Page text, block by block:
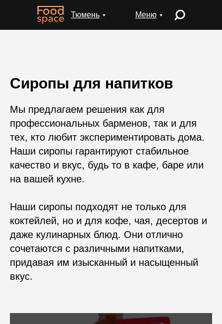
Меню
Тюмень
Сиропы для напитков
Мы предлагаем решения как для
профессиональных барменов, так и для
тех, кто любит экспериментировать дома.
Наши сиропы гарантируют стабильное
качество и вкус, будь то в кафе, баре или
на вашей кухне.
Наши сиропы подходят не только для
коктейлей, но и для кофе, чая, десертов и
даже кулинарных блюд. Они отлично
сочетаются с различными напитками,
придавая им изысканный и насыщенный
вкус.